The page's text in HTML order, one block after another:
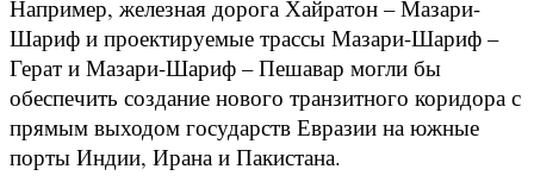
Например, железная дорога Хайратон – Мазари-
Шариф и проектируемые трассы Мазари-Шариф –
Герат и Мазари-Шариф – Пешавар могли бы
обеспечить создание нового транзитного коридора с
прямым выходом государств Евразии на южные
порты Индии, Ирана и Пакистана.